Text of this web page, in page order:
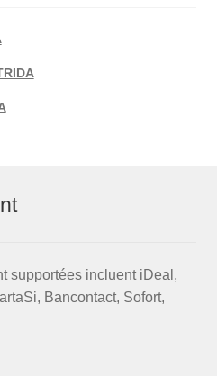
supportées incluent iDeal,
Bancontact, Sofort,